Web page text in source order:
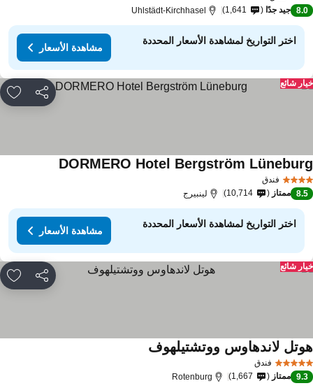
8.0 جيد جدًا 1,641
Uhlstädt-Kirchhasel
اختر التواريخ لمشاهدة الأسعار المحددة
مشاهدة الأسعار
مشاركة
شائع
فندق
DORMERO Hotel Bergström
8.5 ممتاز 10,714 لينبيرج
اختر التواريخ لمشاهدة الأسعار المحددة
مشاهدة الأسعار
مشاركة
شائع
فندق
لاندهاوس ووتشتيلهوف
9.3 ممتاز 1,667
Rotenburg